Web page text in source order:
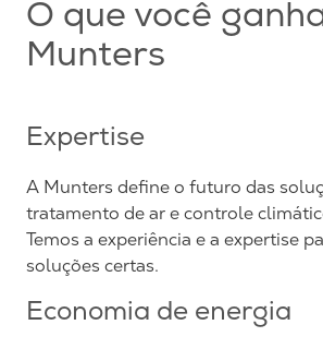
O que você
Munters
Expertise
A Munters define o futuro das
tratamento de ar e controle
Temos a experiência e a expertise
soluções certas.
Economia de energia